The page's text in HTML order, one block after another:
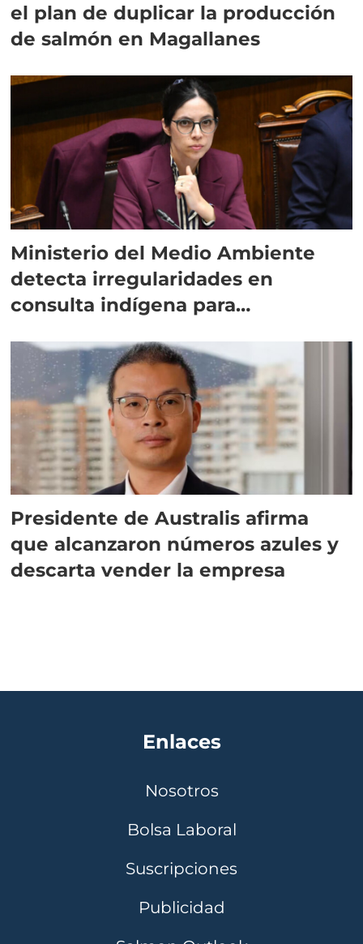
el plan de duplicar la producción
de salmón en Magallanes
Ministerio del Medio Ambiente
detecta irregularidades en
consulta indígena para
Presidente de Australis afirma
que alcanzaron números azules y
descarta vender la empresa
Enlaces
Nosotros
Bolsa Laboral
Suscripciones
Publicidad